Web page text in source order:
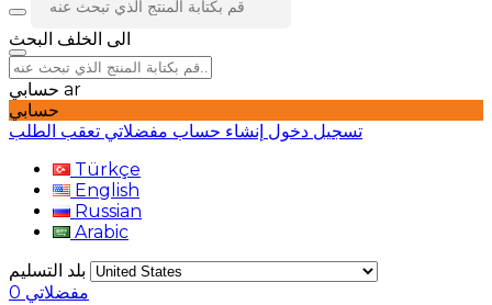
الى الخلف البحث
ar
حسابي
تسجيل دخول إنشاء حساب مفضلاتي تعقب الطلب
Türkçe
English
Russian
Arabic
بلد التسليم
مفضلاتي 0